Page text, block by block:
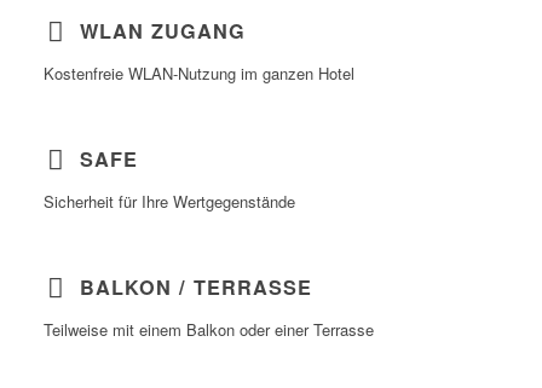
WLAN ZUGANG
Kostenfreie WLAN-Nutzung im ganzen Hotel
SAFE
Sicherheit für Ihre Wertgegenstände
BALKON / TERRASSE
Teilweise mit einem Balkon oder einer Terrasse